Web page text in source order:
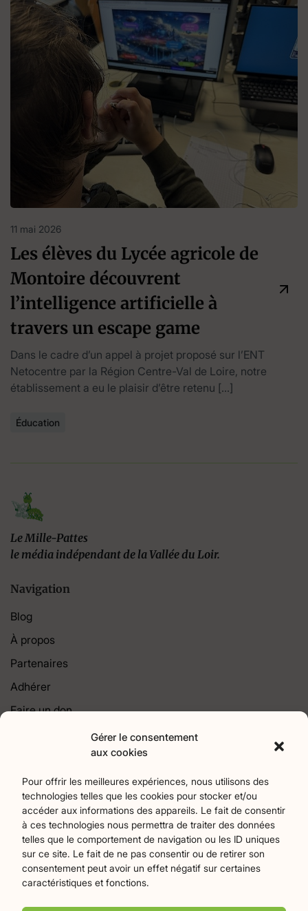
Gérer le consentement
aux cookies
Pour offrir les meilleures expériences, nous utilisons des
technologies telles que les cookies pour stocker et/ou
accéder aux informations des appareils. Le fait de consentir
à ces technologies nous permettra de traiter des données
telles que le comportement de navigation ou les ID uniques
sur ce site. Le fait de ne pas consentir ou de retirer son
consentement peut avoir un effet négatif sur certaines
caractéristiques et fonctions.
11 mai 2026
Les élèves du Lycée agricole de
Montoire découvrent
l’intelligence artificielle à
travers un escape game
Dans le cadre d’un appel à projet proposé sur l’ENT
Netocentre par la Région Centre-Val de Loire, notre
établissement a eu le plaisir d’être retenu […]
Éducation
Le Mille-Pattes
le média indépendant de la Vallée du Loir.
Navigation
Blog
À propos
Partenaires
Adhérer
Faire un don
Agriculture17 Art et culture256 Associations22
Bien-Etre 2 chronique7 Collectivités territoriales79
Commerces Divers Économie et emploi 61
Éducation94 Évènements370 Histoire et patrimoine174
La parole à nos lecteurs1 Nature et écologie75 Santé
sport27 Tourisme 19